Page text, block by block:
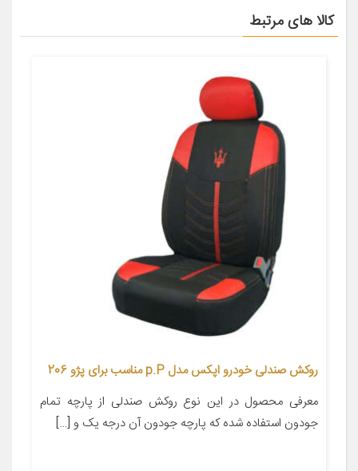
کالا های مرتبط
روکش صندلی خودرو اپکس مدل p.P مناسب برای پژو 206
معرفی محصول در این نوع روکش صندلی از پارچه تمام
جودون استفاده شده که پارچه جودون آن درجه یک و […]